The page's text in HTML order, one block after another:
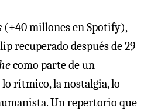
(+40 millones en Spotify),
recuperado después de 29
como parte de un
rítmico, la nostalgia, lo
Un repertorio que